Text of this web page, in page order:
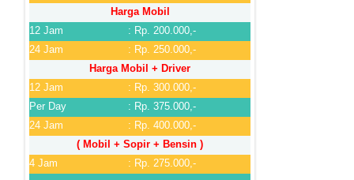
Harga Mobil
12 Jam
: Rp. 200.000,-
24 Jam
: Rp. 250.000,-
Harga Mobil + Driver
12 Jam
: Rp. 300.000,-
Per Day
: Rp. 375.000,-
24 Jam
: Rp. 400.000,-
( Mobil + Sopir + Bensin )
4 Jam
: Rp. 275.000,-